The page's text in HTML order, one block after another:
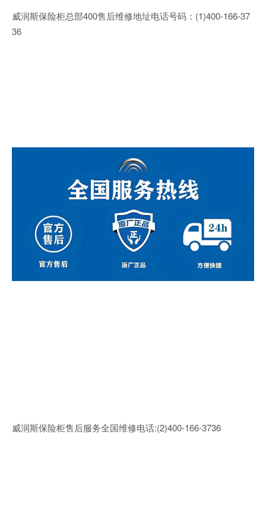
威润斯保险柜总部400售后维修地址电话号码：(1)400-166-37
36
威润斯保险柜售后服务全国维修电话:(2)400-166-3736